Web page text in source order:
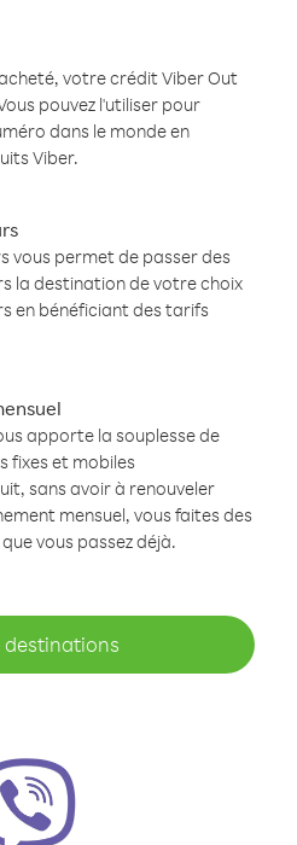
votre crédit Viber Out
pouvez l'utiliser pour
dans le monde en
Viber.
vous permet de passer des
la destination de votre choix
en bénéficiant des tarifs
apporte la souplesse de
fixes et mobiles
sans avoir à renouveler
mensuel, vous faites des
vous passez déjà.
destinations